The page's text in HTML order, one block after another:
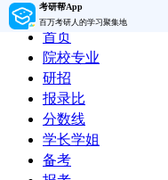
考研帮App
百万考研人的学习聚集地
首页
院校专业
研招
报录比
分数线
学长学姐
备考